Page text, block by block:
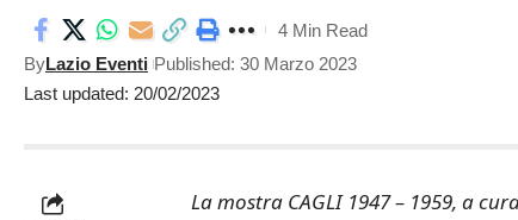
Last updated: 20/02/2023
ByLazio Eventi Published: 30 Marzo 2023
4 Min Read
La mostra CAGLI 1947 – 1959, a